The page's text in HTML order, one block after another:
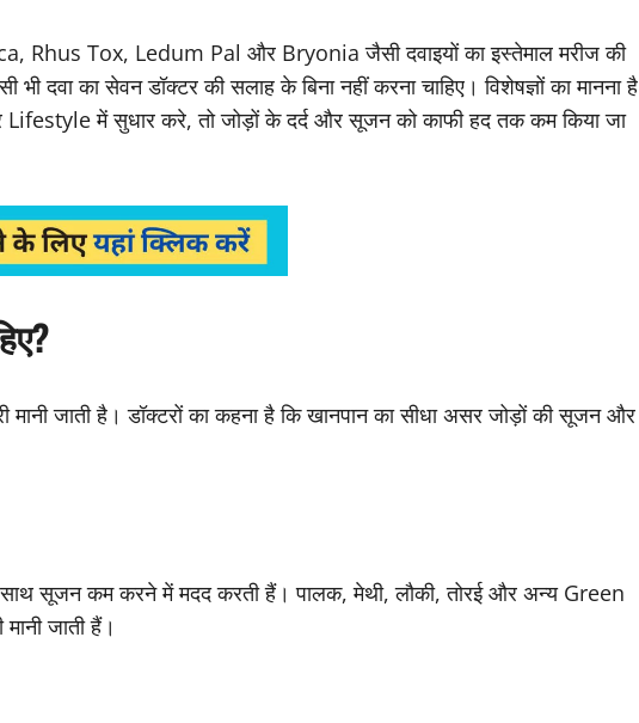
Rhus Tox, Ledum Pal और Bryonia जैसी दवाइयों का इस्तेमाल मरीज की
भी दवा का सेवन डॉक्टर की सलाह के बिना नहीं करना चाहिए। विशेषज्ञों का मानना है
में सुधार करे, तो जोड़ों के दर्द और सूजन को काफी हद तक कम किया जा
जाती है। डॉक्टरों का कहना है कि खानपान का सीधा असर जोड़ों की सूजन और
के साथ सूजन कम करने में मदद करती हैं। पालक, मेथी, लौकी, तोरई और अन्य Green
जाती हैं।